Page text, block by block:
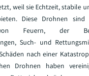
weil sie Echtzeit, stabile
Diese Drohnen
Feuern, der
Such- und
nach einer
Drohnen haben